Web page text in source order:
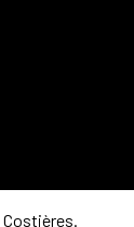
Costières.